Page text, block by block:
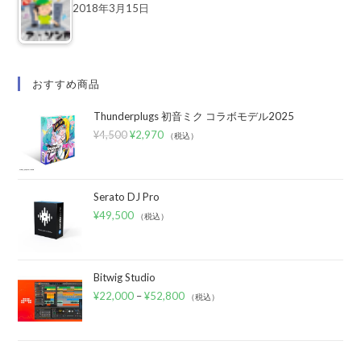
2018年3月15日
おすすめ商品
Thunderplugs 初音ミク コラボモデル2025
¥4,500 ¥2,970 （税込）
Serato DJ Pro
¥49,500 （税込）
Bitwig Studio
¥22,000 –¥52,800 （税込）